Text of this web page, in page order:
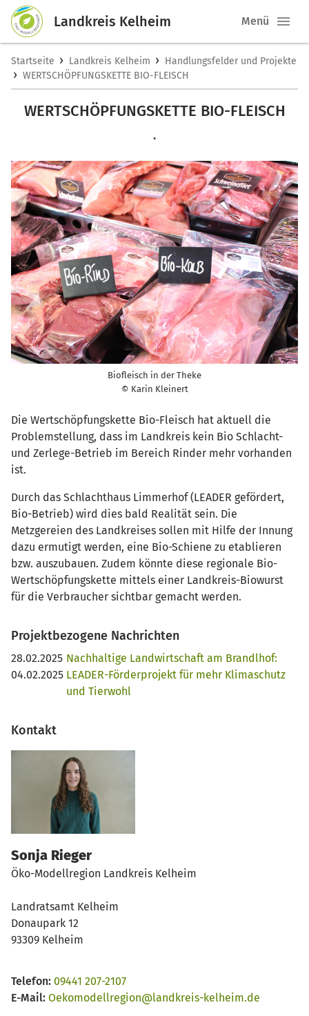
Landkreis Kelheim Menü
Startseite › Landkreis Kelheim › Handlungsfelder und Projekte
› WERTSCHÖPFUNGSKETTE BIO-FLEISCH
WERTSCHÖPFUNGSKETTE BIO-FLEISCH
.
Biofleisch in der Theke
© Karin Kleinert
Die Wertschöpfungskette Bio-Fleisch hat aktuell die
Problemstellung, dass im Landkreis kein Bio Schlacht-
und Zerlege-Betrieb im Bereich Rinder mehr vorhanden
ist.
Durch das Schlachthaus Limmerhof (LEADER gefördert,
Bio-Betrieb) wird dies bald Realität sein. Die
Metzgereien des Landkreises sollen mit Hilfe der Innung
dazu ermutigt werden, eine Bio-Schiene zu etablieren
bzw. auszubauen. Zudem könnte diese regionale Bio-
Wertschöpfungskette mittels einer Landkreis-Biowurst
für die Verbraucher sichtbar gemacht werden.
Projektbezogene Nachrichten
28.02.2025 Nachhaltige Landwirtschaft am Brandlhof:
04.02.2025 LEADER-Förderprojekt für mehr Klimaschutz
und Tierwohl
Kontakt
Sonja Rieger
Öko-Modellregion Landkreis Kelheim
Landratsamt Kelheim
Donaupark 12
93309 Kelheim
Telefon: 09441 207-2107
E-Mail: Oekomodellregion@landkreis-kelheim.de